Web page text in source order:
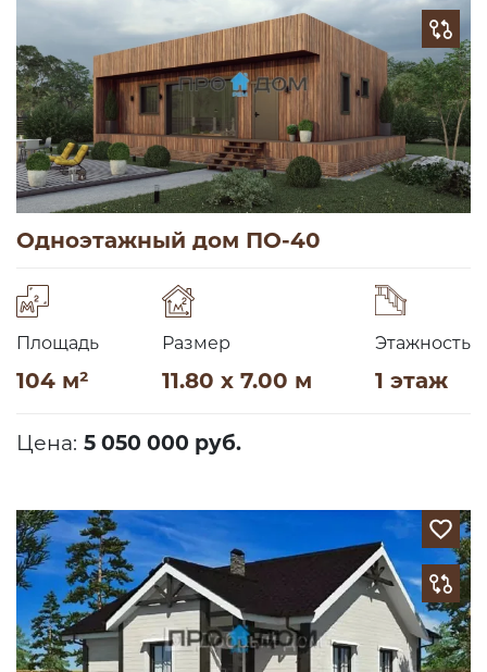
Одноэтажный дом ПО-40
Площадь
104 м²
Размер
11.80 x 7.00 м
Этажность
1 этаж
Цена: 5 050 000 руб.